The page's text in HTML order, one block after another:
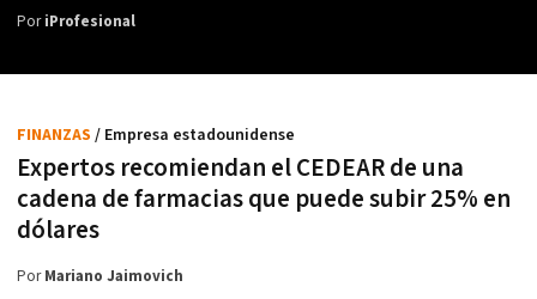
PoriProfesional
Expertos recomiendan el CEDEAR de una
cadena de farmacias que puede subir 25% en
dólares
FINANZAS / Empresa estadounidense
PorMariano Jaimovich